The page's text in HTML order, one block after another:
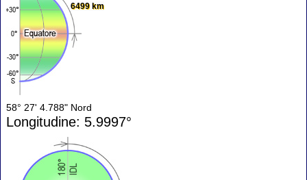
6499 km
58° 27' 4.788" Nord
Longitudine: 5.9997°